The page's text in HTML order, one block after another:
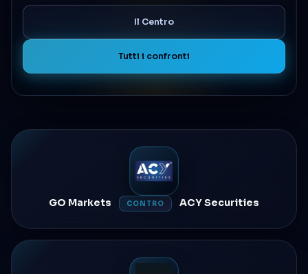
Il Centro
Tutti i confronti
GO Markets CONTRO ACY Securities